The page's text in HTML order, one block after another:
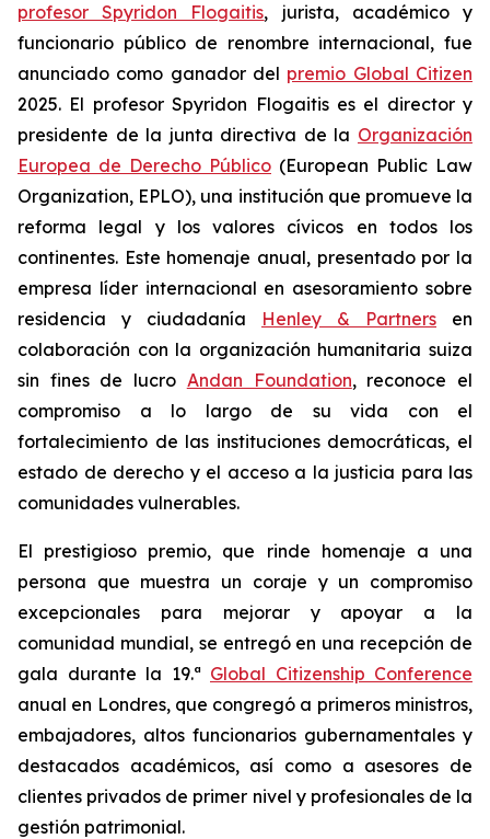
profesor Spyridon Flogaitis, jurista, académico y
funcionario público de renombre internacional, fue
anunciado como ganador del premio Global Citizen
2025. El profesor Spyridon Flogaitis es el director y
presidente de la junta directiva de la Organización
Europea de Derecho Público (European Public Law
Organization, EPLO), una institución que promueve la
reforma legal y los valores cívicos en todos los
continentes. Este homenaje anual, presentado por la
empresa líder internacional en asesoramiento sobre
residencia y ciudadanía Henley & Partners en
colaboración con la organización humanitaria suiza
sin fines de lucro Andan Foundation, reconoce el
compromiso a lo largo de su vida con el
fortalecimiento de las instituciones democráticas, el
estado de derecho y el acceso a la justicia para las
comunidades vulnerables.
El prestigioso premio, que rinde homenaje a una
persona que muestra un coraje y un compromiso
excepcionales para mejorar y apoyar a la
comunidad mundial, se entregó en una recepción de
gala durante la 19.ª Global Citizenship Conference
anual en Londres, que congregó a primeros ministros,
embajadores, altos funcionarios gubernamentales y
destacados académicos, así como a asesores de
clientes privados de primer nivel y profesionales de la
gestión patrimonial.